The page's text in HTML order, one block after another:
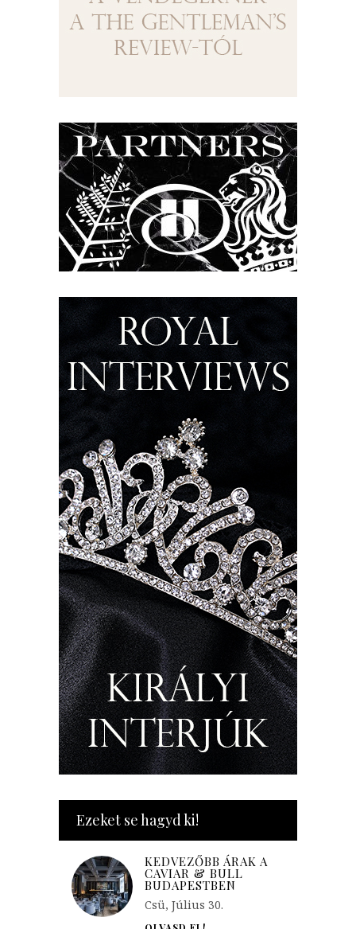
Ezeket se hagyd ki!
KEDVEZŐBB ÁRAK A
CAVIAR & BULL
BUDAPESTBEN
Csü, Július 30.